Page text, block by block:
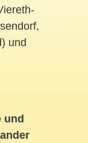
,
und
und